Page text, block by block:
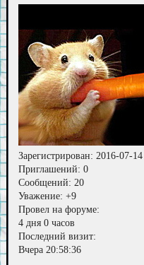
Зарегистрирован: 2016-07-14
Приглашений: 0
Сообщений: 20
Уважение: +9
Провел на форуме:
4 дня 0 часов
Последний визит:
Вчера 20:58:36